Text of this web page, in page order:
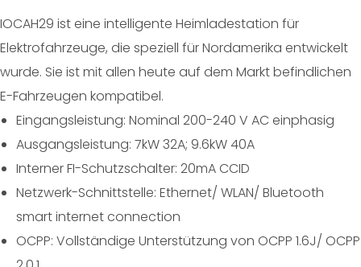
IOCAH29 ist eine intelligente Heimladestation für
Elektrofahrzeuge, die speziell für Nordamerika entwickelt
wurde. Sie ist mit allen heute auf dem Markt befindlichen
E-Fahrzeugen kompatibel.
Eingangsleistung: Nominal 200-240 V AC einphasig
Ausgangsleistung: 7kW 32A; 9.6kW 40A
Interner FI-Schutzschalter: 20mA CCID
Netzwerk-Schnittstelle: Ethernet/ WLAN/ Bluetooth
smart internet connection
OCPP: Vollständige Unterstützung von OCPP 1.6J/ OCPP